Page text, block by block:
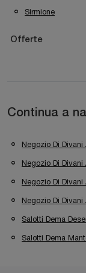
Sirmione
Offerte
Continua a
Negozio Di Divani
Negozio Di Divani
Negozio Di Divani
Negozio Di Divani
Salotti Dema
Salotti Dema